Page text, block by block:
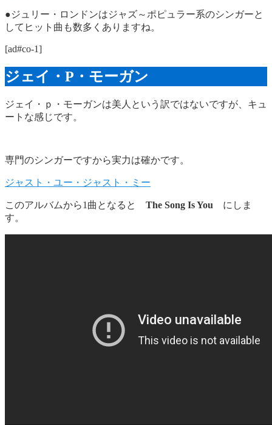
●ジュリー・ロンドンはジャズ～ポピュラー系のシンガーと
してヒット曲も数多くありますね。
[ad#co-1]
ジェイ・P・モーガン
ジェイ・ｐ・モーガンは美人という訳ではないですが、キュ
ートな感じです。
専門のシンガーですから実力は確かです。
ジャスト・ユー・ジャスト・ミー
このアルバムから1曲となると The Song Is You にしま
す。